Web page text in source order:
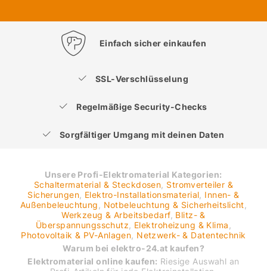
Einfach sicher einkaufen
SSL-Verschlüsselung
Regelmäßige Security-Checks
Sorgfältiger Umgang mit deinen Daten
Unsere Profi-Elektromaterial Kategorien:
Schaltermaterial & Steckdosen Stromverteiler &
Sicherungen Elektro-Installationsmaterial Innen- &
Außenbeleuchtung
Notbeleuchtung & Sicherheitslicht
Werkzeug & Arbeitsbedarf, Blitz- &
Überspannungsschutz
Elektroheizung & Klima
Photovoltaik & PV-Anlagen Netzwerk- & Datentechnik
Warum bei elektro-24.at kaufen?
Elektromaterial online kaufen: Riesige Auswahl an